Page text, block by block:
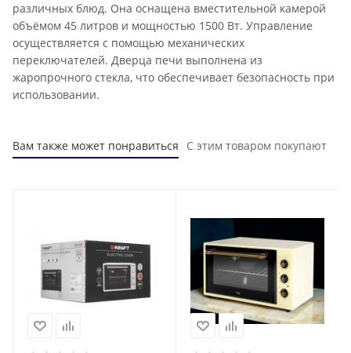
различных блюд. Она оснащена вместительной камерой
объёмом 45 литров и мощностью 1500 Вт. Управление
осуществляется с помощью механических
переключателей. Дверца печи выполнена из
жаропрочного стекла, что обеспечивает безопасность при
использовании.
Вам также может понравиться С этим товаром покупают